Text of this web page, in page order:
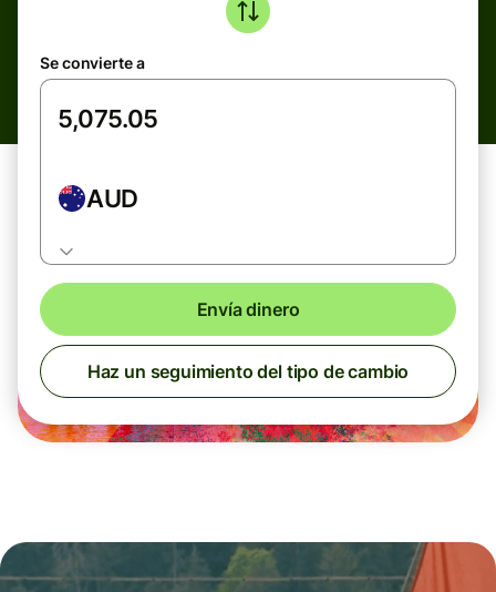
Se convierte a
AUD
Envía dinero
Haz un seguimiento del tipo de cambio